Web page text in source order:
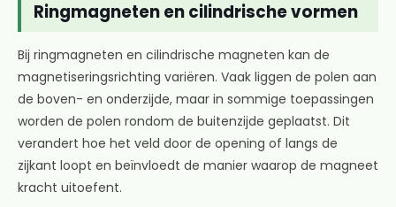
Ringmagneten en cilindrische vormen
Bij ringmagneten en cilindrische magneten kan de
magnetiseringsrichting variëren. Vaak liggen de polen aan
de boven- en onderzijde, maar in sommige toepassingen
worden de polen rondom de buitenzijde geplaatst. Dit
verandert hoe het veld door de opening of langs de
zijkant loopt en beïnvloedt de manier waarop de magneet
kracht uitoefent.